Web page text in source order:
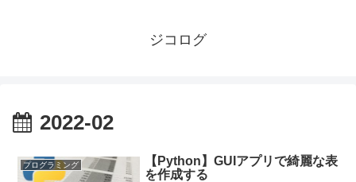
ジコログ
2022-02
プログラミング
【Python】GUIアプリで綺麗な表
を作成する